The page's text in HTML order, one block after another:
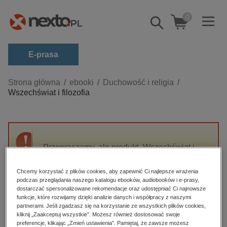
Pokaż/schowaj
wyszukiwarkę
0
E-prasa
Kategorie
Zobacz wszystkie E-prasa
budownictwo, aranżacja wnętrz
darmowe wydania
edukacja
hobby, sport, rozrywka
komputery, internet, technologie, informatyka
Strona główna ebooki
Duchowość i religia
Wszechświat i filozofia
Przepraszamy, ale produkt „Wszechświat i
High-contrast mode
Polecane
Chcemy korzystać z plików cookies, aby zapewnić Ci najlepsze wrażenia
podczas przeglądania naszego katalogu ebooków, audiobooków i e-prasy,
dostarczać spersonalizowane rekomendacje oraz udostępniać Ci najnowsze
funkcje, które rozwijamy dzięki analizie danych i współpracy z naszymi
partnerami. Jeśli zgadzasz się na korzystanie ze wszystkich plików cookies,
kliknij „Zaakceptuj wszystkie”. Możesz również dostosować swoje
preferencje, klikając „Zmień ustawienia”. Pamiętaj, że zawsze możesz